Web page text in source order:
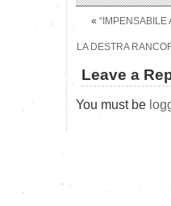
« “IMPENSABILE
LA DESTRA
Leave a
You must be